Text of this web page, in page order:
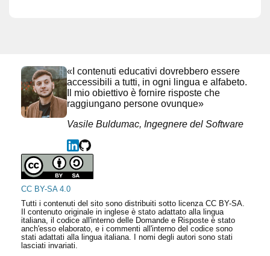
«I contenuti educativi dovrebbero essere
accessibili a tutti, in ogni lingua e alfabeto.
Il mio obiettivo è fornire risposte che
raggiungano persone ovunque»
Vasile Buldumac, Ingegnere del Software
CC BY-SA 4.0
Tutti i contenuti del sito sono distribuiti sotto licenza CC BY-SA.
Il contenuto originale in inglese è stato adattato alla lingua
italiana, il codice all'interno delle Domande e Risposte è stato
anch'esso elaborato, e i commenti all'interno del codice sono
stati adattati alla lingua italiana. I nomi degli autori sono stati
lasciati invariati.